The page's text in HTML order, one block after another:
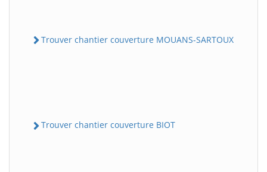
Trouver chantier couverture MOUANS-SARTOUX
Trouver chantier couverture BIOT